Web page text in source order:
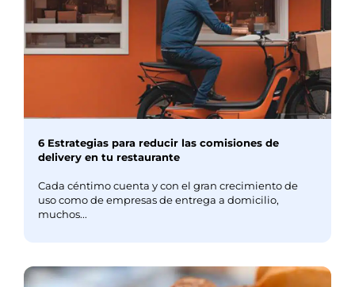
6 Estrategias para reducir las comisiones de
delivery en tu restaurante
Cada céntimo cuenta y con el gran crecimiento de
uso como de empresas de entrega a domicilio,
muchos...